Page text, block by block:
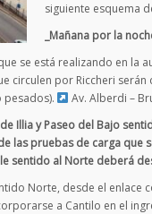
siguiente esquema
_Mañana por la
se está realizando en la
circulen por Riccheri
pesados). Av. Alberdi –
Illia y Paseo del Bajo
las pruebas de carga que
sentido al Norte deberá
Norte, desde el enlace
a Cantilo en el